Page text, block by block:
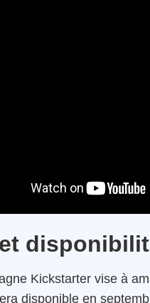
Kickstarter vise à
disponible en